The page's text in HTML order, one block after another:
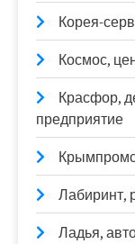
Корея-
Космос,
Красфор,
предприятие
Лабиринт,
Ладья,